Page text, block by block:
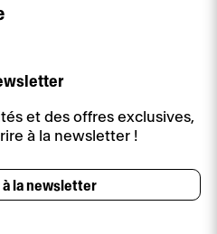
et des offres exclusives,
à la newsletter !
à la newsletter